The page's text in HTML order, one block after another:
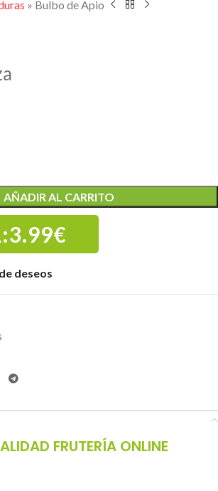
» Bulbo de Apio
AÑADIR AL CARRITO
3.99€
deseos
FRUTERÍA ONLINE